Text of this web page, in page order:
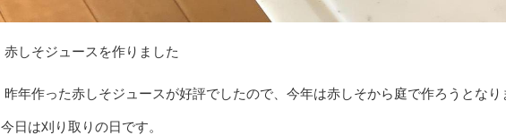
赤しそジュースを作りました
昨年作った赤しそジュースが好評でしたので、今年は赤しそから庭で作ろうとなり
今日は刈り取りの日です。